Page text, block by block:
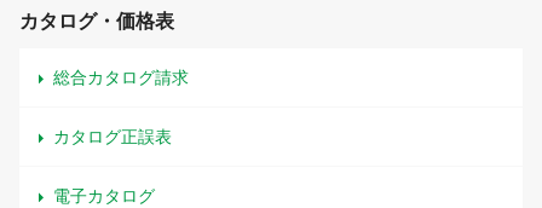
カタログ・価格表
総合カタログ請求
カタログ正誤表
電子カタログ